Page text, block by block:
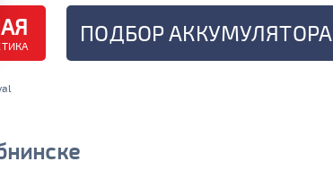
ПОДБОР АККУМУЛЯТОРА